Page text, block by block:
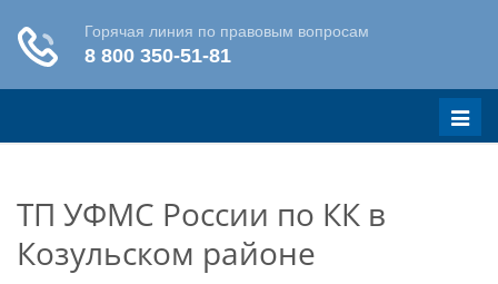
Меню
ТП УФМС России по КК в
Козульском районе